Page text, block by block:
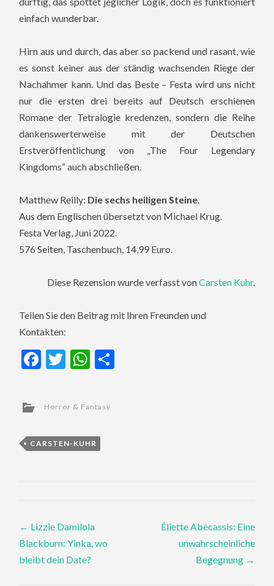
einfach wunderbar.
Hirn aus und durch, das aber so packend und rasant, wie
es sonst keiner aus der ständig wachsenden Riege der
Nachahmer kann. Und das Beste – Festa wird uns nicht
nur die ersten drei bereits auf Deutsch erschienen
Romane der Tetralogie kredenzen, sondern die Reihe
dankenswerterweise mit der Deutschen
Erstveröffentlichung von „The Four Legendary
Kingdoms“ auch abschließen.
Matthew Reilly: Die sechs heiligen Steine.
Aus dem Englischen übersetzt von Michael Krug.
Festa Verlag, Juni 2022.
576 Seiten, Taschenbuch, 14,99 Euro.
Diese Rezension wurde verfasst vonCarsten Kuhr.
Teilen Sie den Beitrag mit Ihren Freunden und
Kontakten:
Facebook
TwitterWhatsApp
Horror & Fantasy
CARSTEN-KUHR
Post
navigation
← Lizzie Damilola
Blackburn: Yinka, wo
bleibt dein Date?
Éliette Abécassis: Eine
unwahrscheinliche
Begegnung →